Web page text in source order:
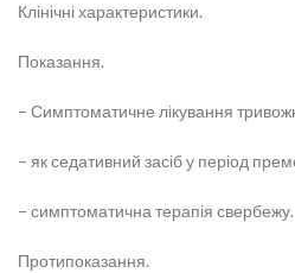
Клінічні характеристики.
Показання.
− Симптоматичне лікування
− як седативний засіб у період
− симптоматична терапія свербежу.
Протипоказання.